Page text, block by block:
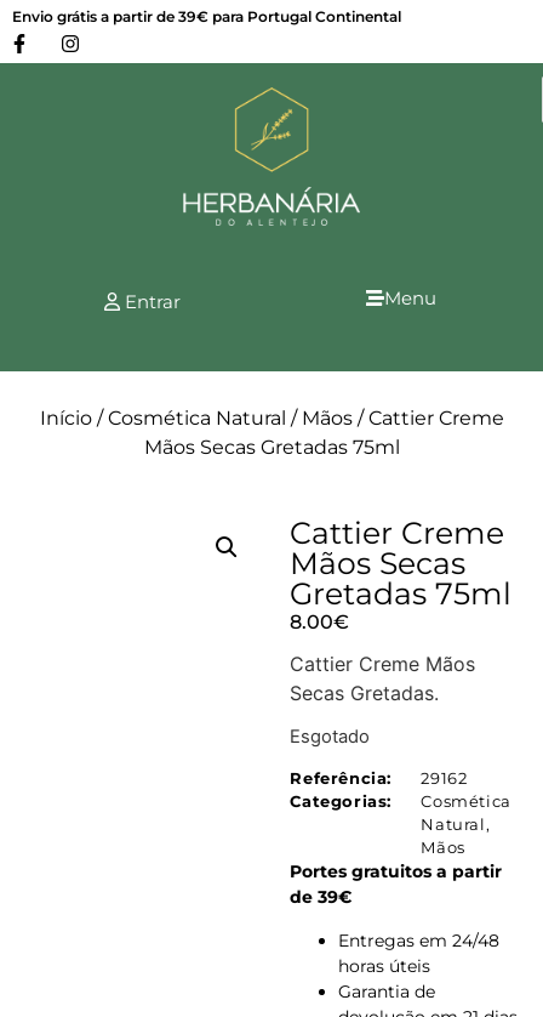
Envio grátis a partir de 39€ para Portugal Continental
Entrar Menu
Início/Cosmética Natural / Mãos/ Cattier Creme
Mãos Secas Gretadas 75ml
Cattier Creme
Mãos Secas
Gretadas 75ml
8.00€
Cattier Creme Mãos
Secas Gretadas.
Esgotado
Referência:
29162
Categorias:
Cosmética
Natural,
Mãos
Portes gratuitos a partir
de 39€
Entregas em 24/48
horas úteis
Garantia de